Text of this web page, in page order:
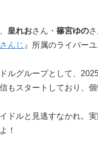
皇れおさん・ 篠宮ゆの
んじ 』所属のライバーユ
ルグループとして、
もスタートしており、
ドルと見逃すなかれ。
！